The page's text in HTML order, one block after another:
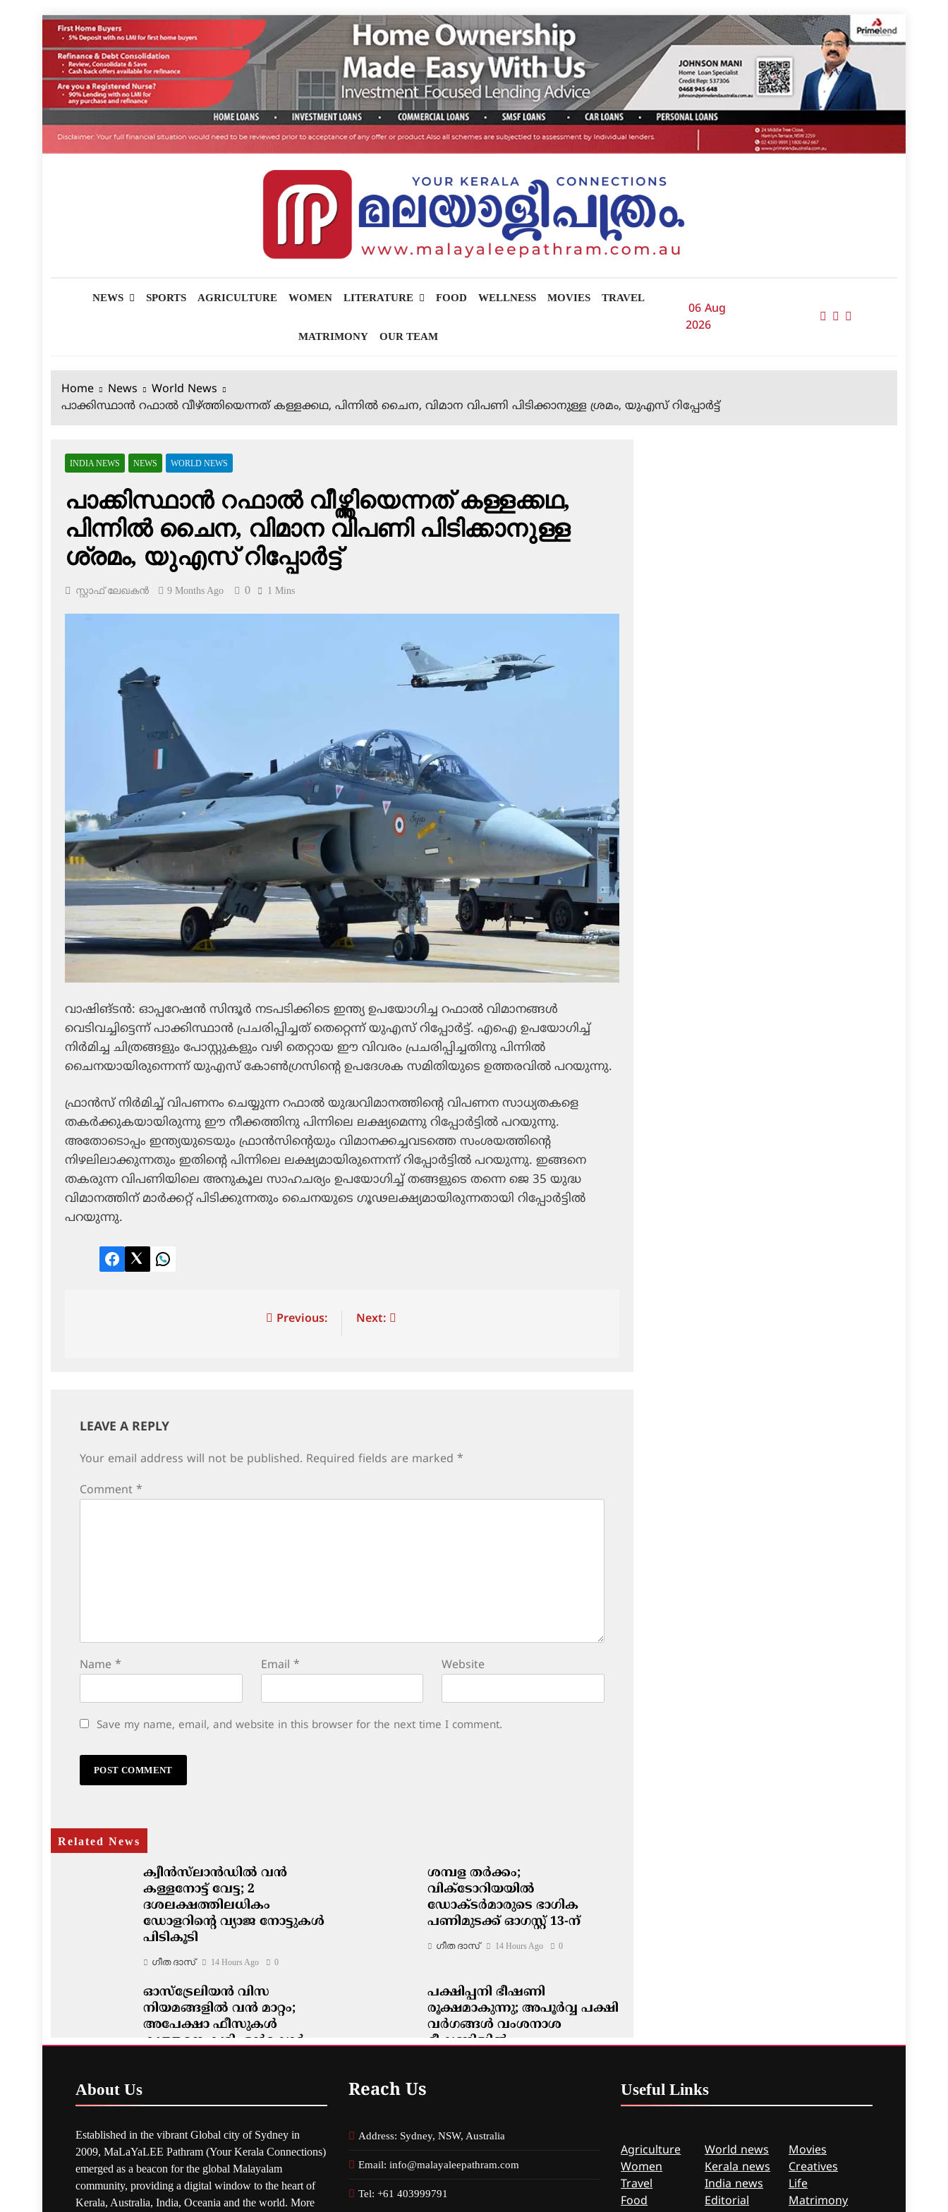
Skip
content
NEWS SPORTS AGRICULTURE WOMEN LITERATURE FOOD WELLNESS MOVIES TRAVEL
MATRIMONY OUR TEAM
06 Aug
2026
Home News
World News
പാക്കിസ്ഥാന്‍ റഫാല്‍ വീഴ്ത്തിയെന്നത് കള്ളക്കഥ, പിന്നില്‍ ചൈന, വിമാന വിപണി പിടിക്കാനുള്ള ശ്രമം, യുഎസ് റിപ്പോര്‍ട്ട്
INDIA NEWS NEWS WORLD NEWS
പാക്കിസ്ഥാന്‍ റഫാല്‍ വീഴ്ത്തിയെന്നത് കള്ളക്കഥ,
പിന്നില്‍ ചൈന, വിമാന വിപണി പിടിക്കാനുള്ള
ശ്രമം, യുഎസ് റിപ്പോര്‍ട്ട്
സ്റ്റാഫ് ലേഖകൻ 9 Months Ago 0 1 Mins
വാഷിങ്ടന്‍: ഓപ്പറേഷന്‍ സിന്ദൂര്‍ നടപടിക്കിടെ ഇന്ത്യ ഉപയോഗിച്ച റഫാല്‍ വിമാനങ്ങള്‍
വെടിവച്ചിട്ടെന്ന് പാക്കിസ്ഥാന്‍ പ്രചരിപ്പിച്ചത് തെറ്റെന്ന് യുഎസ് റിപ്പോര്‍ട്ട്. എഐ ഉപയോഗിച്ച്
നിര്‍മിച്ച ചിത്രങ്ങളും പോസ്റ്റുകളും വഴി തെറ്റായ ഈ വിവരം പ്രചരിപ്പിച്ചതിനു പിന്നില്‍
ചൈനയായിരുന്നെന്ന് യുഎസ് കോണ്‍ഗ്രസിന്റെ ഉപദേശക സമിതിയുടെ ഉത്തരവില്‍ പറയുന്നു.
ഫ്രാന്‍സ് നിര്‍മിച്ച് വിപണനം ചെയ്യുന്ന റഫാല്‍ യുദ്ധവിമാനത്തിന്റെ വിപണന സാധ്യതകളെ
തകര്‍ക്കുകയായിരുന്നു ഈ നീക്കത്തിനു പിന്നിലെ ലക്ഷ്യമെന്നു റിപ്പോര്‍ട്ടില്‍ പറയുന്നു.
അതോടൊപ്പം ഇന്ത്യയുടെയും ഫ്രാന്‍സിന്റെയും വിമാനക്കച്ചവടത്തെ സംശയത്തിന്റെ
നിഴലിലാക്കുന്നതും ഇതിന്റെ പിന്നിലെ ലക്ഷ്യമായിരുന്നെന്ന് റിപ്പോര്‍ട്ടില്‍ പറയുന്നു. ഇങ്ങനെ
തകരുന്ന വിപണിയിലെ അനുകൂല സാഹചര്യം ഉപയോഗിച്ച് തങ്ങളുടെ തന്നെ ജെ 35 യുദ്ധ
വിമാനത്തിന് മാര്‍ക്കറ്റ് പിടിക്കുന്നതും ചൈനയുടെ ഗൂഢലക്ഷ്യമായിരുന്നതായി റിപ്പോര്‍ട്ടില്‍
പറയുന്നു.
Facebook
TwitterLinkedIn
Previous: Next:
LEAVE A REPLY
Your email address will not be published. Required fields are marked *
Comment *
Name * Email * Website
Save my name, email, and website in this browser for the next time I comment.
Related News
ക്വീൻസ്‌ലാൻഡിൽ വൻ
കള്ളനോട്ട് വേട്ട; 2
ദശലക്ഷത്തിലധികം
ഡോളറിന്റെ വ്യാജ നോട്ടുകൾ
പിടികൂടി
ഗീത ദാസ്‌ 14 Hours Ago 0
ശമ്പള തർക്കം;
വിക്ടോറിയയിൽ
ഡോക്ടർമാരുടെ ഭാഗിക
പണിമുടക്ക് ഓഗസ്റ്റ് 13-ന്
ഗീത ദാസ്‌ 14 Hours Ago 0
ഓസ്‌ട്രേലിയൻ വിസ
നിയമങ്ങളിൽ വൻ മാറ്റം;
അപേക്ഷാ ഫീസുകൾ
കുത്തനെ കൂട്ടി, ഒൻഷോർ
പക്ഷിപ്പനി ഭീഷണി
രൂക്ഷമാകുന്നു; അപൂർവ്വ പക്ഷി
വർഗങ്ങൾ വംശനാശ
ഭീഷണിയിൽ
About Us
Established in the vibrant Global city of Sydney in
2009, MaLaYaLEE Pathram (Your Kerala Connections)
emerged as a beacon for the global Malayalam
community, providing a digital window to the heart of
Kerala, Australia, India, Oceania and the world. More
Reach Us
Address: Sydney, NSW, Australia
Email: info@malayaleepathram.com
Tel: +61 403999791
UsefulLinks
Agriculture
Women
Travel
Food
World news
Kerala news
India news
Editorial
Movies
Creatives
Life
Matrimony